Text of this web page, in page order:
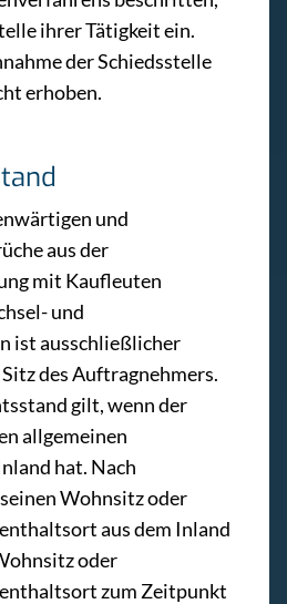
ihrer Tätigkeit ein.
der Schiedsstelle
erhoben.
und
aus der
mit Kaufleuten
und
ist ausschließlicher
des Auftragnehmers.
gilt, wenn der
allgemeinen
hat. Nach
Wohnsitz oder
aus dem Inland
oder
zum Zeitpunkt